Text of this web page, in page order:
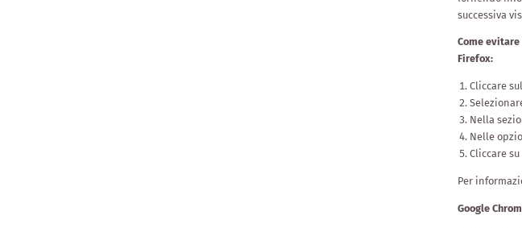
successiva
Come
Firefox:
Cliccare
Nella
Nelle
Cliccare su
Per
Google